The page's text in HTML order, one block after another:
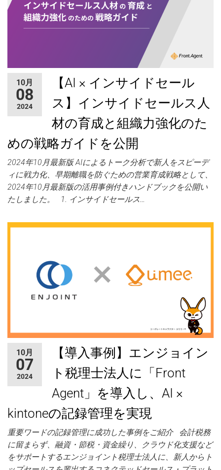
10月
08
2024
【AI × インサイドセール
ス】インサイドセールス人
材の育成と組織力強化のた
めの戦略ガイドを公開
2024年10月最新版 AIによるトーク分析で新人をスピーデ
ィに戦力化、早期離職を防ぐための営業育成戦略として、
2024年10月最新版の活用事例付きハンドブックを公開い
たしました。 1. インサイドセールス…
10月
07
2024
【導入事例】エンジョイン
ト税理士法人に「Front
Agent」を導入し、AI ×
kintoneの記録管理を実現
重要ワードの記録管理に成功した事例をご紹介 会計税務
に留まらず、融資・節税・資金繰り、クラウド化支援など
をサポートするエンジョイント税理士法人に、新人からト